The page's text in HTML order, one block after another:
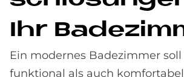
Ihr
Ein modernes Badezimmer soll
funktional als auch